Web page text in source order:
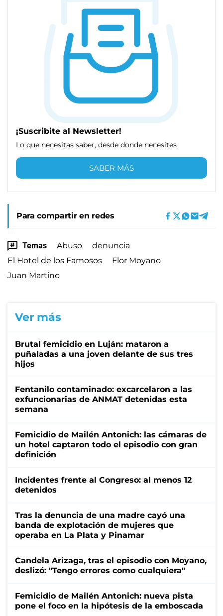
¡Suscribite al Newsletter!
Lo que necesitas saber, desde donde necesites
SABER MÁS
Para compartir en redes
Temas Abuso
denuncia
El Hotel de los Famosos
Flor Moyano
Juan Martino
Ver más
Brutal femicidio en Luján: mataron a
puñaladas a una joven delante de sus tres
hijos
Fentanilo contaminado: excarcelaron a las
exfuncionarias de ANMAT detenidas esta
semana
Femicidio de Mailén Antonich: las cámaras de
un hotel captaron todo el episodio con gran
definición
Incidentes frente al Congreso: al menos 12
detenidos
Tras la denuncia de una madre cayó una
banda de explotación de mujeres que
operaba en La Plata y Pinamar
Candela Arizaga, tras el episodio con Moyano,
deslizó: "Tengo errores como cualquiera"
Femicidio de Mailén Antonich: nueva pista
pone el foco en la hipótesis de la emboscada